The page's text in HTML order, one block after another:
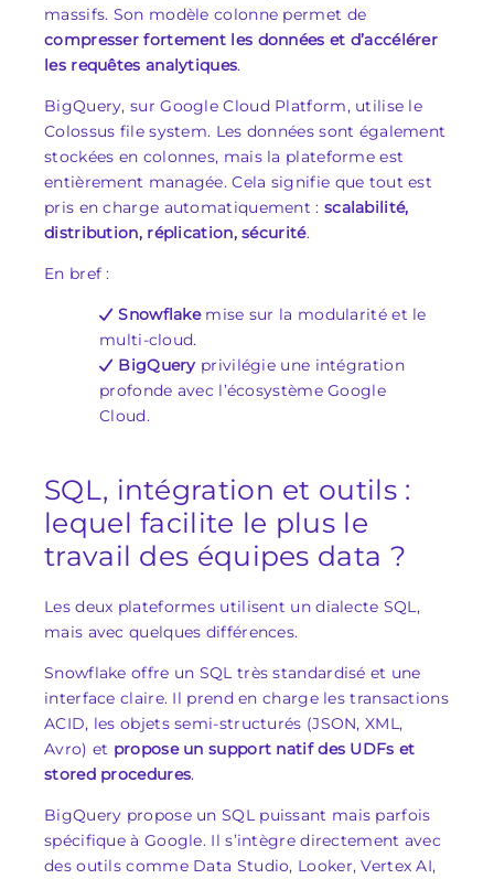
massifs. Son modèle colonne permet de
compresser fortement les données et d’accélérer
les requêtes analytiques.
BigQuery, sur Google Cloud Platform, utilise le
Colossus file system. Les données sont également
stockées en colonnes, mais la plateforme est
entièrement managée. Cela signifie que tout est
pris en charge automatiquement : scalabilité,
distribution, réplication, sécurité.
En bref :
Snowflakemise sur la modularité et le
multi-cloud.
BigQuery privilégie une intégration
profonde avec l’écosystème Google
Cloud.
SQL, intégration et outils :
lequel facilite le plus le
travail des équipes data ?
Les deux plateformes utilisent un dialecte SQL,
mais avec quelques différences.
Snowflake offre un SQL très standardisé et une
interface claire. Il prend en charge les transactions
ACID, les objets semi-structurés (JSON, XML,
Avro) et propose un support natif des UDFs et
stored procedures.
BigQuery propose un SQL puissant mais parfois
spécifique à Google. Il s’intègre directement avec
des outils comme Data Studio, Looker, Vertex AI,